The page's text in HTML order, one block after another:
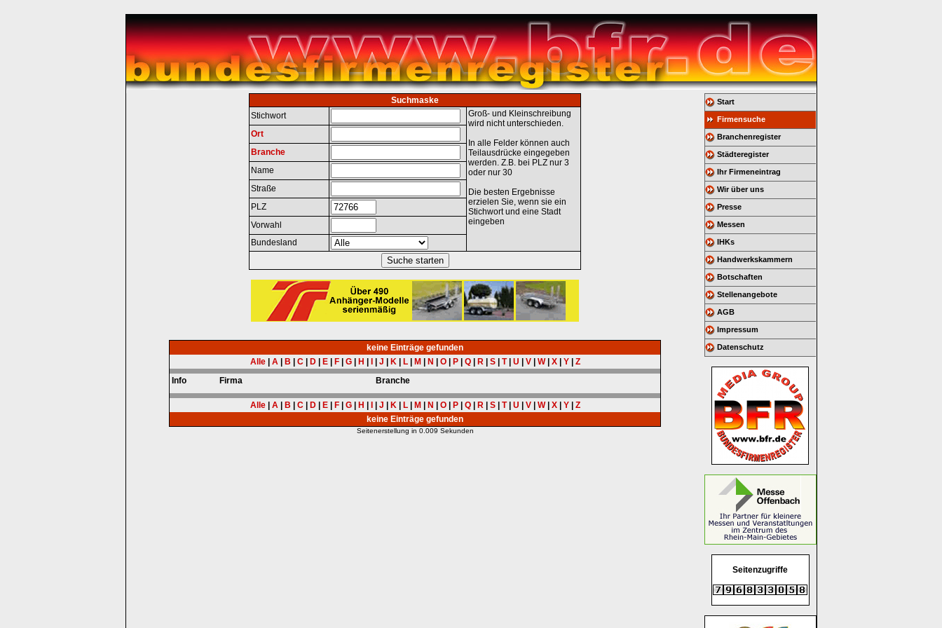
Suchmaske
Stichwort
Groß- und Kleinschreibung
wird nicht unterschieden.
In alle Felder können auch
Teilausdrücke eingegeben
werden. Z.B. bei PLZ nur 3
oder nur 30
Die besten Ergebnisse
erzielen Sie, wenn sie ein
Stichwort und eine Stadt
eingeben
Ort
Branche
Name
Straße
PLZ
Vorwahl
Bundesland
keine Einträge gefunden
Alle| A| B C| D| E| F| G| H J K| L| M N O| P| Q| R| S| T| U V| W| X| Y| Z
Info
Firma Branche
Alle| A| B C| D| E| F| G| H J K| L| M N O| P| Q| R| S| T| U V| W| X| Y| Z
keine Einträge gefunden
Seitenerstellung in 0.009 Sekunden
Start
Firmensuche
Branchenregister
Städteregister
Ihr Firmeneintrag
Wir über uns
Presse
Messen
IHKs
Handwerkskammern
Botschaften
Stellenangebote
AGB
Impressum
Datenschutz
Seitenzugriffe